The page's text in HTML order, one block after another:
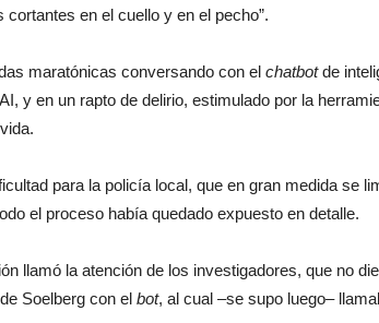
en el cuello y en el pecho”.
maratónicas conversando con el chatbotde
y en un rapto de delirio, estimulado por la
para la policía local, que en gran medida se
el proceso había quedado expuesto en detalle.
llamó la atención de los investigadores, que no
Soelberg con el bot, al cual –se supo luego–